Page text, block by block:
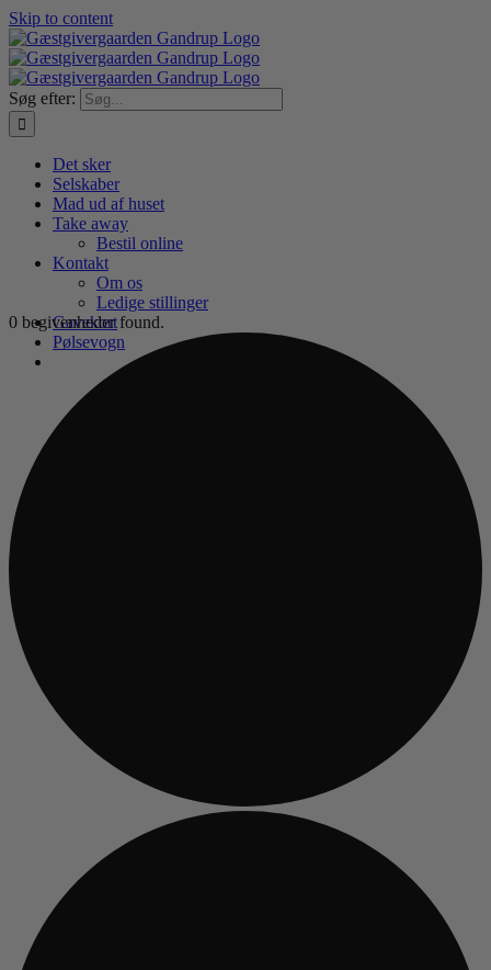
Skip to content
Søg efter:
Det sker
Selskaber
Mad ud af huset
Take away
Bestil online
Kontakt
Om os
Ledige stillinger
Gavekort
Pølsevogn
0 begivenheder found.